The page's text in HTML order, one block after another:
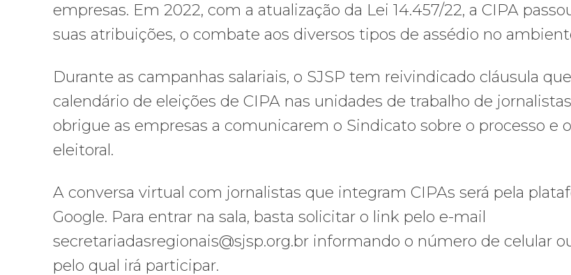
empresas. Em 2022, com a atualização da Lei 14.457/22, a CIPA
suas atribuições, o combate aos diversos tipos de assédio no
Durante as campanhas salariais, o SJSP tem reivindicado cláusula
calendário de eleições de CIPA nas unidades de trabalho de
obrigue as empresas a comunicarem o Sindicato sobre o processo e
eleitoral.
A conversa virtual com jornalistas que integram CIPAs será pela
Google. Para entrar na sala, basta solicitar o link pelo e-mail
secretariadasregionais@sjsp.org.br informando o número de celular
pelo qual irá participar.